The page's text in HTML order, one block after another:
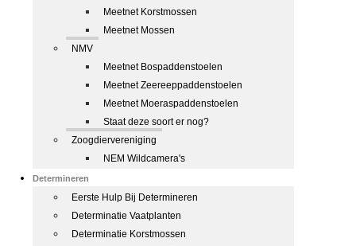
Meetnet Korstmossen
Meetnet Mossen
NMV
Meetnet Bospaddenstoelen
Meetnet Zeereeppaddenstoelen
Meetnet Moeraspaddenstoelen
Staat deze soort er nog?
Zoogdiervereniging
NEM Wildcamera's
Determineren
Eerste Hulp Bij Determineren
Determinatie Vaatplanten
Determinatie Korstmossen